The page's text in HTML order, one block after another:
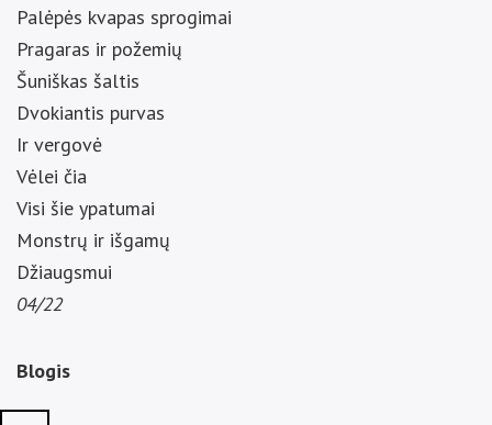
Palėpės kvapas sprogimai
Pragaras ir požemių
Šuniškas šaltis
Dvokiantis purvas
Ir vergovė
Vėlei čia
Visi šie ypatumai
Monstrų ir išgamų
Džiaugsmui
04/22
Blogis